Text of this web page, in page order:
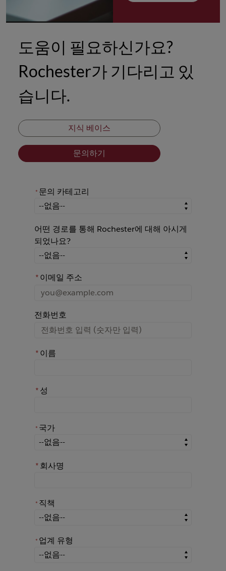
도움이 필요하신가요?
Rochester가 기다리고 있
습니다.
지식 베이스
문의하기
* 문의 카테고리
문의 카테고리
어떤 경로를 통해 Rochester에 대해 아시게
되었나요?
어떤 경로를 통해 Rochester에 대해 아시게 되었나요?
*이메일 주소
전화번호
*이름
*성
* 국가
국가
*회사명
* 직책
직책
* 업계 유형
업계 유형